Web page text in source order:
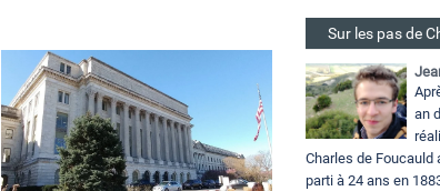
Sur les pas de
an
Charles de
parti à 24 ans en